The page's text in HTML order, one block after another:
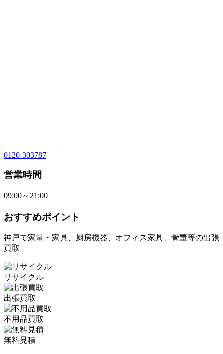
0120-303787
営業時間
09:00～21:00
おすすめポイント
神戸で家電・家具、厨房機器、オフィス家具、骨董等の出張
買取
リサイクル
出張買取
不用品買取
無料見積